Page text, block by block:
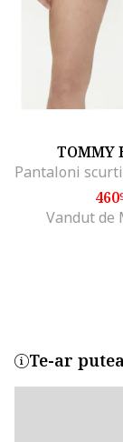
TOMMY
460
Vandut de
Te-ar